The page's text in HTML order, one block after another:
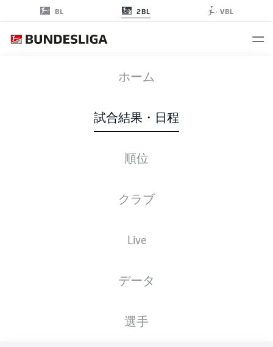
BL 2BL VBL
ホーム
試合結果・日程
順位
クラブ
Live
データ
選手
KSC SGF
スターティングメンバー
スターティングメンバーは試合開始の 60分前